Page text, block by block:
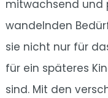
mitwachsend und
wandelnden
sie nicht nur für
für ein späteres
sind. Mit den